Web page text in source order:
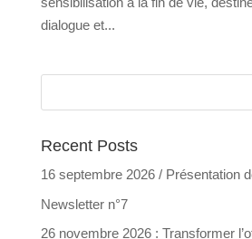
dialogue et...
Recent Posts
16 septembre 2026 / Présentation
Newsletter n°7
26 novembre 2026 : Transformer